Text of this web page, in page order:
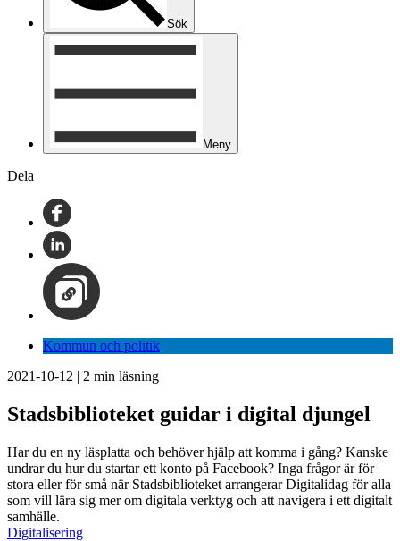
Sök
Meny
Dela
Kommun och politik
2021-10-12 | 2 min läsning
Stadsbiblioteket guidar i digital djungel
Har du en ny läsplatta och behöver hjälp att komma i gång? Kanske
undrar du hur du startar ett konto på Facebook? Inga frågor är för
stora eller för små när Stadsbiblioteket arrangerar Digitalidag för alla
som vill lära sig mer om digitala verktyg och att navigera i ett digitalt
samhälle.
Digitalisering